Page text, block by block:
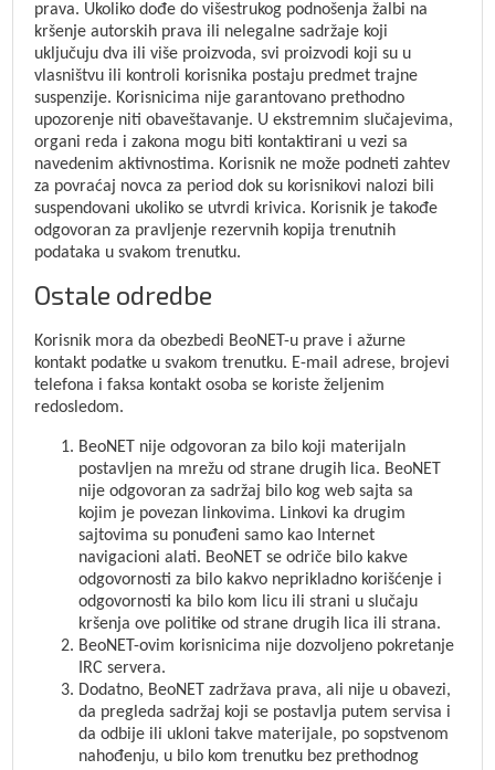
prava. Ukoliko dođe do višestrukog podnošenja žalbi na
kršenje autorskih prava ili nelegalne sadržaje koji
uključuju dva ili više proizvoda, svi proizvodi koji su u
vlasništvu ili kontroli korisnika postaju predmet trajne
suspenzije. Korisnicima nije garantovano prethodno
upozorenje niti obaveštavanje. U ekstremnim slučajevima,
organi reda i zakona mogu biti kontaktirani u vezi sa
navedenim aktivnostima. Korisnik ne može podneti zahtev
za povraćaj novca za period dok su korisnikovi nalozi bili
suspendovani ukoliko se utvrdi krivica. Korisnik je takođe
odgovoran za pravljenje rezervnih kopija trenutnih
podataka u svakom trenutku.
Ostale odredbe
Korisnik mora da obezbedi BeoNET-u prave i ažurne
kontakt podatke u svakom trenutku. E-mail adrese, brojevi
telefona i faksa kontakt osoba se koriste željenim
redosledom.
BeoNET nije odgovoran za bilo koji materijaln
postavljen na mrežu od strane drugih lica. BeoNET
nije odgovoran za sadržaj bilo kog web sajta sa
kojim je povezan linkovima. Linkovi ka drugim
sajtovima su ponuđeni samo kao Internet
navigacioni alati. BeoNET se odriče bilo kakve
odgovornosti za bilo kakvo neprikladno korišćenje i
odgovornosti ka bilo kom licu ili strani u slučaju
kršenja ove politike od strane drugih lica ili strana.
BeoNET-ovim korisnicima nije dozvoljeno pokretanje
IRC servera.
Dodatno, BeoNET zadržava prava, ali nije u obavezi,
da pregleda sadržaj koji se postavlja putem servisa i
da odbije ili ukloni takve materijale, po sopstvenom
nahođenju, u bilo kom trenutku bez prethodnog